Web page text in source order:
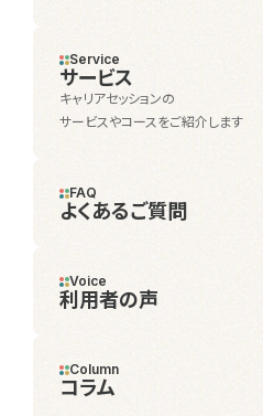
Service
サービス
キャリアセッションの
サービスやコースをご紹介します
FAQ
よくあるご質問
Voice
利用者の声
Column
コラム